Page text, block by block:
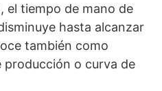
el tiempo de mano de
hasta alcanzar
también como
o curva de